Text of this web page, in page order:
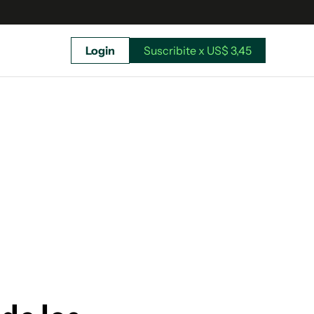
Login Suscribite x US$ 3,45